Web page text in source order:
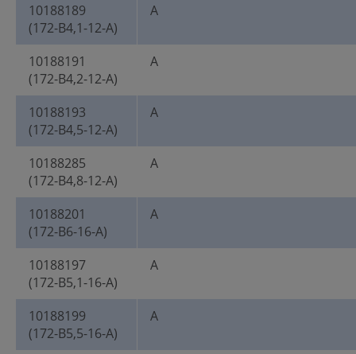
10188189
(172-B4,1-12-A)
A
10188191
(172-B4,2-12-A)
A
10188193
(172-B4,5-12-A)
A
10188285
(172-B4,8-12-A)
A
10188201
(172-B6-16-A)
A
10188197
(172-B5,1-16-A)
A
10188199
(172-B5,5-16-A)
A